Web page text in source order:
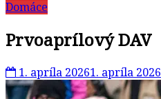
politická
revue
Domáce
Prvoaprílový DAV
1. apríla 20261. apríla 2026